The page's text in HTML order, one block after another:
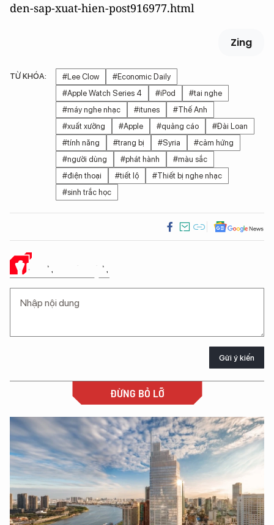
den-sap-xuat-hien-post916977.html
Zing
TỪ KHÓA: #Lee Clow
#Economic Daily
#Apple Watch Series 4
#iPod
#tai nghe
#máy nghe nhạc
#itunes
#Thế Anh
#xuất xưởng
#Apple #quảng cáo
#Đài Loan
#tính năng
#trang bị #Syria
#cảm hứng
#người dùng
#phát hành
#màu sắc
#điện thoại
#tiết lộ
#Thiết bị nghe nhạc
#sinh trắc học
Ý KIẾN CỦA BẠN
Gửi ý kiến
ĐỪNG BỎ LỠ